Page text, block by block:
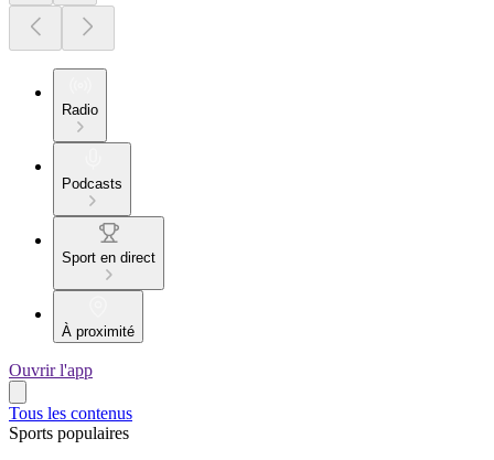
Radio
Podcasts
Sport en direct
À proximité
Ouvrir l'app
Tous les contenus
Sports populaires